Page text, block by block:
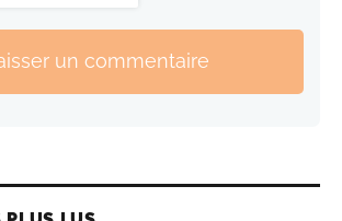
un commentaire